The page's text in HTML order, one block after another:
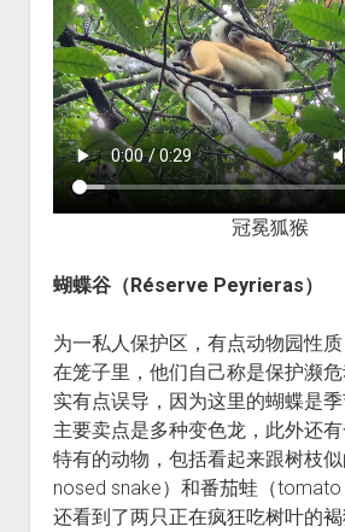
冠冕狐猴
蝴蝶谷（Réserve Peyrieras）
为一私人保护区，有点动物园性
在笼子里，他们自己称是保护濒
实有点误导，因为这里的蝴蝶是
主要卖点是多种变色龙，此外还
特有的动物，包括看起来跟树枝
nosed snake）和番茄蛙（
还看到了两只正在疯狂吃树叶的